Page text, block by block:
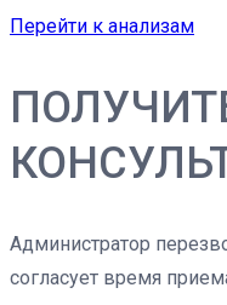
Перейти к анализам
Администратор
согласует время